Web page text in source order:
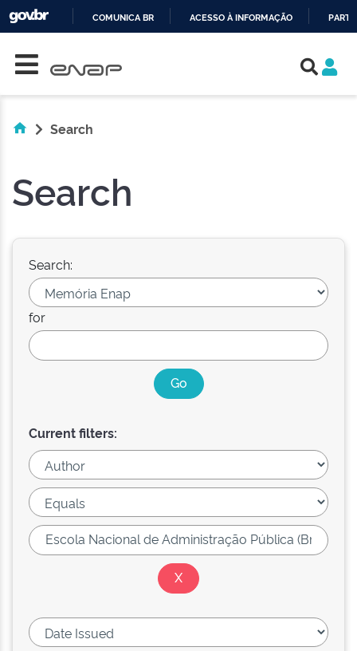
COMUNICA BR ACESSO À INFORMAÇÃO
Search
Search
Search:
for
Current filters: